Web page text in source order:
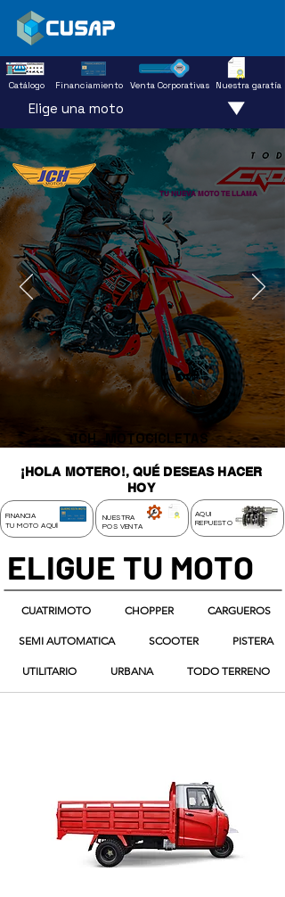
Catálogo Financiamiento Venta Corporativas Nuestra garatía
Elige una moto
TU NUEVA MOTO TE LLAMA
JCH MOTOCICLETAS
¡HOLA MOTERO!, QUÉ DESEAS HACER
HOY
FINANCIA
TU MOTO AQUI
NUESTRA
POS VENTA
AQUI
REPUESTO
ELIGUE TU MOTO
CARGUEROS
CHOPPER
CUATRIMOTO
PISTERA
SCOOTER
SEMI AUTOMATICA
TODO TERRENO
URBANA
UTILITARIO